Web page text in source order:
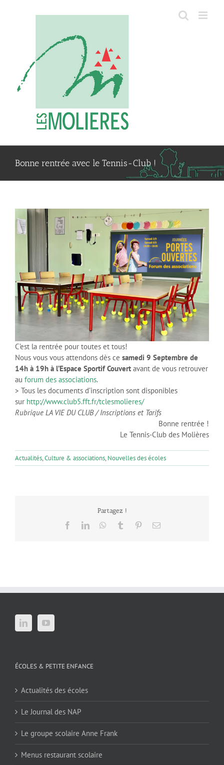
Bonne rentrée avec le Tennis-Club !
C’est la rentrée pour toutes et tous!
Nous vous vous attendons dès ce samedi 9 Septembre de
14h à 19h à l’Espace Sportif Couvert avant de vous retrouver
au forum des associations.
> Tous les documents d’inscription sont disponibles
sur http://www.club5.fft.fr/tclesmolieres/
Rubrique LA VIE DU CLUB / Inscriptions et Tarifs
Bonne rentrée !
Le Tennis-Club des Molières
Actualités,Culture & associations, Nouvelles des écoles
Partagez !
FacebookLinkedInWhatsApp
Tumblr PinterestEmail
ÉCOLES & PETITE ENFANCE
Actualités des écoles
Le Journal des NAP
Le groupe scolaire Anne Frank
Menus restaurant scolaire